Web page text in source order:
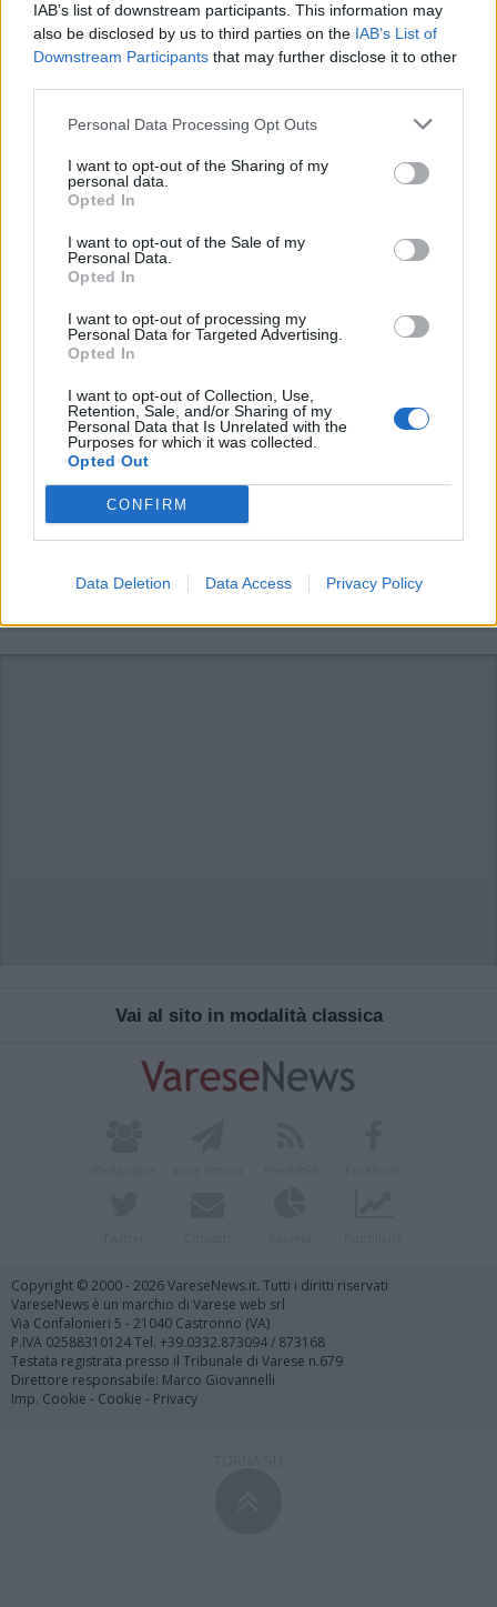
IAB’s list of downstream participants. This information may
also be disclosed by us to third parties on the IAB’s List of
Downstream Participants that may further disclose it to other
Personal Data Processing Opt Outs
I want to opt-out of the Sharing of my
personal data.
Opted In
I want to opt-out of the Sale of my
Personal Data.
Opted In
I want to opt-out of processing my
Personal Data for Targeted Advertising.
Opted In
I want to opt-out of Collection, Use,
Retention, Sale, and/or Sharing of my
Personal Data that Is Unrelated with the
Purposes for which it was collected.
Opted Out
CONFIRM
Data Deletion Data Access Privacy Policy
Commenti
Accedi oregistrati
articolo.
L'email è richiesta ma non verrà mostrata ai visitatori. Il contenuto di questo
commento esprime il pensiero dell'autore e non rappresenta la linea editoriale
di VareseNews.it, che rimane autonoma e indipendente. I messaggi inclusi nei
che includano uno o più link a siti esterni verranno rimossi in automatico dal
Vai al sito in modalità classica
Copyright © 2000 - 2026 VareseNews.it. Tutti i diritti riservati
VareseNews è un marchio di Varese web srl
Via Confalonieri 5 - 21040 Castronno (VA)
P.IVA 02588310124 Tel. +39.0332.873094 / 873168
Testata registrata presso il Tribunale di Varese n.679
Direttore responsabile: Marco Giovannelli
Imp. Cookie - Cookie - Privacy